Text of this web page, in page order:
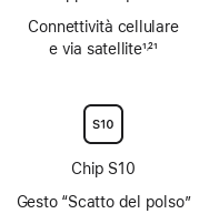
Connettività cellulare
e via satellite1,21
Chip S10
Gesto “Scatto del polso”